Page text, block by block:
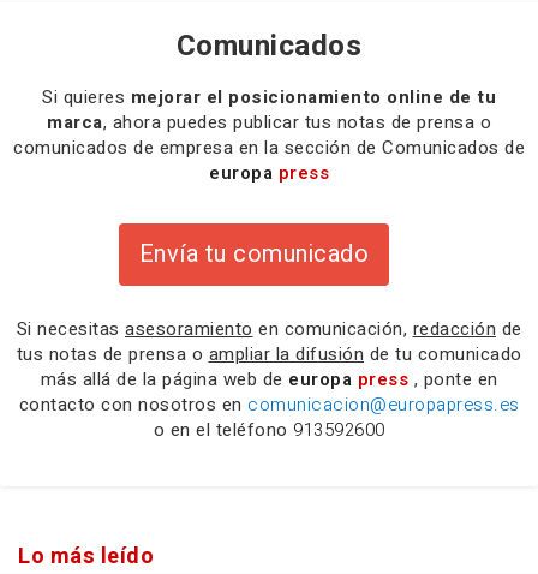
Comunicados
Si quieres mejorar el posicionamiento online de tu
marca, ahora puedes publicar tus notas de prensa o
comunicados de empresa en la sección de Comunicados de
europa press
Envía tu comunicado
Si necesitas asesoramiento en comunicación, redacción de
tus notas de prensa o ampliar la difusión de tu comunicado
más allá de la página web de europa press , ponte en
contacto con nosotros en comunicacion@europapress.es
o en el teléfono 913592600
Lo más leído